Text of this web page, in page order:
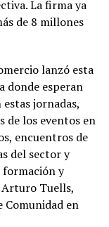
La firma ya
de 8 millones
lanzó esta
donde esperan
jornadas,
de los eventos en
encuentros de
del sector y
formación y
Tuells,
Comunidad en